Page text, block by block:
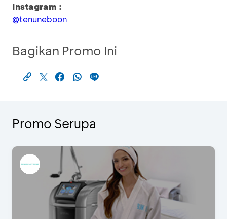
Instagram :
@tenuneboon
Bagikan Promo Ini
Promo Serupa